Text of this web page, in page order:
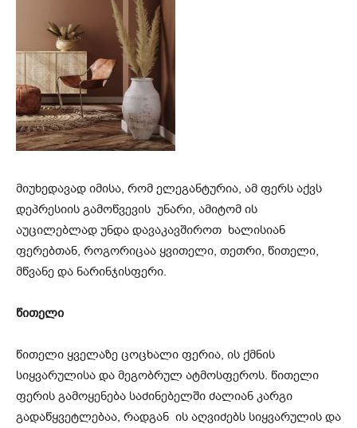
მიუხედავად იმისა, რომ ელეგანტურია, ამ ფერს აქვს
დეპრესიის გამოწვევის უნარი, ამიტომ ის
აუცილებლად უნდა დავაკავშიროთ ხალისიან
ფერებთან, როგორიცაა ყვითელი, თეთრი, წითელი,
მწვანე და ნარინჯისფერი.
წითელი
წითელი ყველაზე ცოცხალი ფერია, ის ქმნის
სიყვარულისა და მეგობრულ ატმოსფეროს. წითელი
ფერის გამოყენება საძინებელში ძალიან კარგი
გადაწყვეტლებაა, რადგან ის აღვიძებს სიყვარულის და